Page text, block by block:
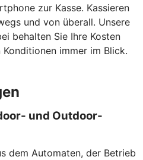
zur Kasse. Kassieren
und von überall. Unsere
behalten Sie Ihre Kosten
immer im Blick.
und Outdoor-
dem Automaten, der Betrieb